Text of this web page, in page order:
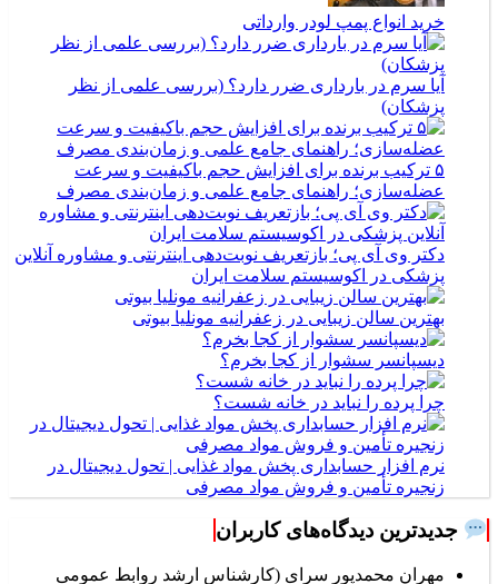
خرید انواع پمپ لودر وارداتی
آیا سرم در بارداری ضرر دارد؟ (بررسی علمی از نظر
پزشکان)
۵ ترکیب برنده برای افزایش حجم باکیفیت و سرعت
عضله‌سازی؛ راهنمای جامع علمی و زمان‌بندی مصرف
دکتر وی آی پی؛ بازتعریف نوبت‌دهی اینترنتی و مشاوره آنلاین
پزشکی در اکوسیستم سلامت ایران
بهترین سالن زیبایی در زعفرانیه مونلیا بیوتی
دیسپانسر سشوار از کجا بخرم؟
چرا پرده را نباید در خانه شست؟
نرم افزار حسابداری پخش مواد غذایی | تحول دیجیتال در